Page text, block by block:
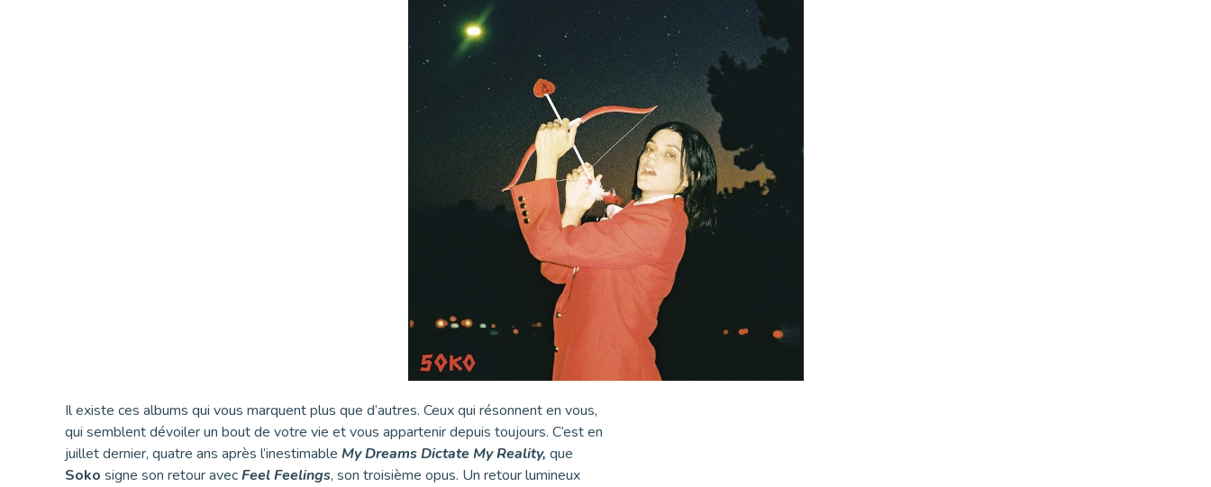
Il existe ces albums qui vous marquent plus que d’autres. Ceux qui résonnent en vous,
qui semblent dévoiler un bout de votre vie et vous appartenir depuis toujours. C’est en
juillet dernier, quatre ans après l’inestimable My Dreams Dictate My Reality, que
Soko signe son retour avecFeel Feelings, son troisième opus. Un retour lumineux